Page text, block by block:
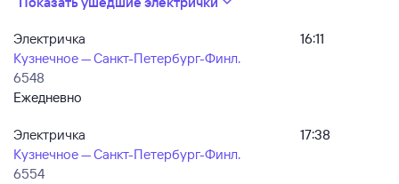
Электричка
Кузнечное — Санкт-Петербург-Финл.
6548
Ежедневно
16:11
Электричка
Кузнечное — Санкт-Петербург-Финл.
6554
17:38